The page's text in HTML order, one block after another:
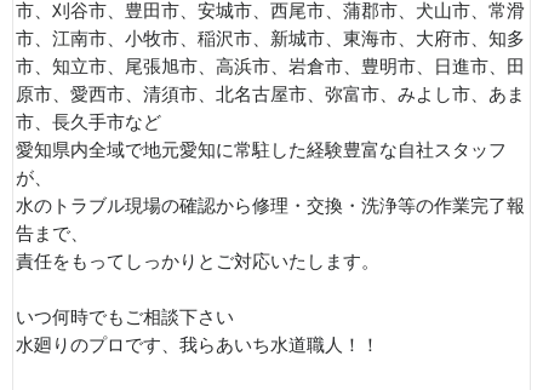
市、刈谷市、豊田市、安城市、西尾市、蒲郡市、犬山市、常滑
市、江南市、小牧市、稲沢市、新城市、東海市、大府市、知多
市、知立市、尾張旭市、高浜市、岩倉市、豊明市、日進市、田
原市、愛西市、清須市、北名古屋市、弥富市、みよし市、あま
市、長久手市など
愛知県内全域で地元愛知に常駐した経験豊富な自社スタッフ
が、
水のトラブル現場の確認から修理・交換・洗浄等の作業完了報
告まで、
責任をもってしっかりとご対応いたします。
いつ何時でもご相談下さい
水廻りのプロです、我らあいち水道職人！！